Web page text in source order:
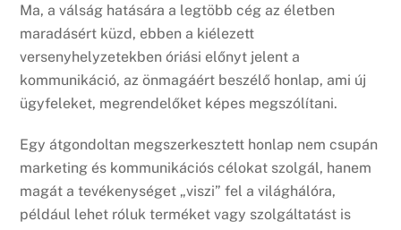
Ma, a válság hatására a legtöbb cég az életben
maradásért küzd, ebben a kiélezett
versenyhelyzetekben óriási előnyt jelent a
kommunikáció, az önmagáért beszélő honlap, ami új
ügyfeleket, megrendelőket képes megszólítani.
Egy átgondoltan megszerkesztett honlap nem csupán
marketing és kommunikációs célokat szolgál, hanem
magát a tevékenységet „viszi” fel a világhálóra,
például lehet róluk terméket vagy szolgáltatást is